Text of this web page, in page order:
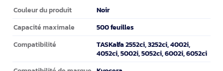
Caractéristiques
Couleur du produit Noir
Capacité maximale 500 feuilles
Compatibilité
TASKalfa 2552ci, 3252ci, 4002i,
4052ci, 5002i, 5052ci, 6002i, 6052ci